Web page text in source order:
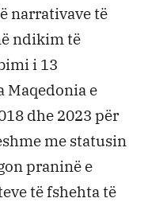
narrativave të
ndikim të
i 13
Maqedonia e
dhe 2023 për
me statusin
praninë e
të fshehta të